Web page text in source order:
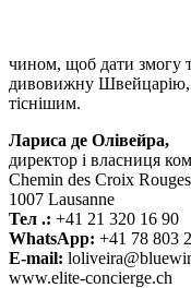
чином, щоб дати змогу
дивовижну Швейцарію,
тіснішим.
Лариса де Олівейра,
директор і власниця
Chemin des Croix
1007 Lausanne
Тел .: +41 21 320 16 90
WhatsApp: +41 78 803
E-mail:
www.elite-concierge.ch